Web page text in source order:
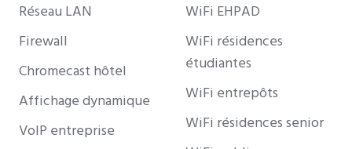
Réseau LAN
Firewall
Chromecast hôtel
Affichage dynamique
VoIP entreprise
WiFi EHPAD
WiFi résidences
étudiantes
WiFi entrepôts
WiFi résidences senior